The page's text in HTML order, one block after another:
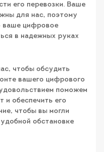
его перевозки. Ваше
для нас, поэтому
ваше цифровое
в надежных руках
чтобы обсудить
вашего цифрового
поможем
и обеспечить его
чтобы вы могли
обстановке